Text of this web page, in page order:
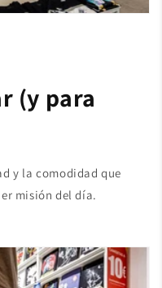
(y para
y la comodidad que
misión del día.